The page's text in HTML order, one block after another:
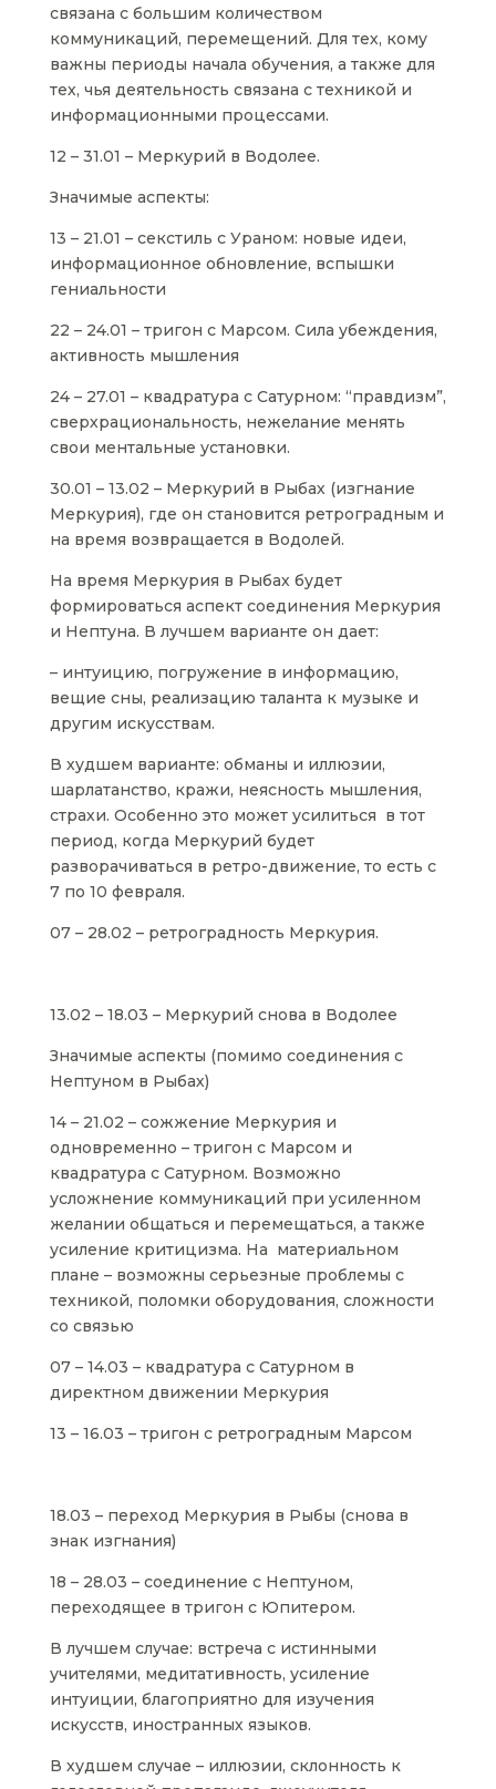
связана с большим количеством
коммуникаций, перемещений. Для тех, кому
важны периоды начала обучения, а также для
тех, чья деятельность связана с техникой и
информационными процессами.
12 – 31.01 – Меркурий в Водолее.
Значимые аспекты:
13 – 21.01 – секстиль с Ураном: новые идеи,
информационное обновление, вспышки
гениальности
22 – 24.01 – тригон с Марсом. Сила убеждения,
активность мышления
24 – 27.01 – квадратура с Сатурном: “правдизм”,
сверхрациональность, нежелание менять
свои ментальные установки.
30.01 – 13.02 – Меркурий в Рыбах (изгнание
Меркурия), где он становится ретроградным и
на время возвращается в Водолей.
На время Меркурия в Рыбах будет
формироваться аспект соединения Меркурия
и Нептуна. В лучшем варианте он дает:
– интуицию, погружение в информацию,
вещие сны, реализацию таланта к музыке и
другим искусствам.
В худшем варианте: обманы и иллюзии,
шарлатанство, кражи, неясность мышления,
страхи. Особенно это может усилиться в тот
период, когда Меркурий будет
разворачиваться в ретро-движение, то есть с
7 по 10 февраля.
07 – 28.02 – ретроградность Меркурия.
13.02 – 18.03 – Меркурий снова в Водолее
Значимые аспекты (помимо соединения с
Нептуном в Рыбах)
14 – 21.02 – сожжение Меркурия и
одновременно – тригон с Марсом и
квадратура с Сатурном. Возможно
усложнение коммуникаций при усиленном
желании общаться и перемещаться, а также
усиление критицизма. На материальном
плане – возможны серьезные проблемы с
техникой, поломки оборудования, сложности
со связью
07 – 14.03 – квадратура с Сатурном в
директном движении Меркурия
13 – 16.03 – тригон с ретроградным Марсом
18.03 – переход Меркурия в Рыбы (снова в
знак изгнания)
18 – 28.03 – соединение с Нептуном,
переходящее в тригон с Юпитером.
В лучшем случае: встреча с истинными
учителями, медитативность, усиление
интуиции, благоприятно для изучения
искусств, иностранных языков.
В худшем случае – иллюзии, склонность к